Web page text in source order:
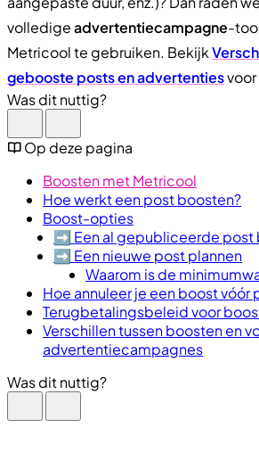
volledigeadvertentiecampagne-
Metricool te gebruiken. Bekijk
gebooste posts en advertenties
Was dit nuttig?
Op deze pagina
Boosten met Metricool
Hoe werkt een post boosten?
Boost-opties
➡️​ Een al gepubliceerde post
➡️​ Een nieuwe post plannen
Waarom is de
Hoe annuleer je een boost vóór
Terugbetalingsbeleid voor
Verschillen tussen boosten en
advertentiecampagnes
Was dit nuttig?